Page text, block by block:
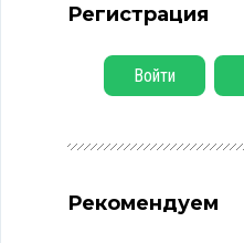
Регистрация
Войти
Рекомендуем